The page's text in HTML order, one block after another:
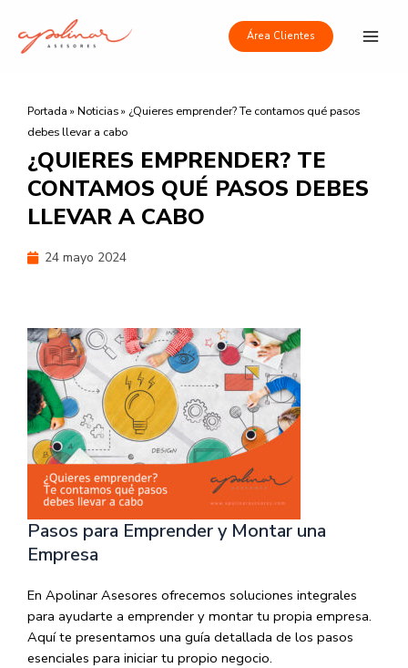
contenido
Área Clientes
Portada » Noticias» ¿Quieres emprender? Te contamos qué pasos
debes llevar a cabo
¿QUIERES EMPRENDER? TE
CONTAMOS QUÉ PASOS DEBES
LLEVAR A CABO
24 mayo 2024
Pasos para Emprender y Montar una
Empresa
En Apolinar Asesores ofrecemos soluciones integrales
para ayudarte a emprender y montar tu propia empresa.
Aquí te presentamos una guía detallada de los pasos
esenciales para iniciar tu propio negocio.